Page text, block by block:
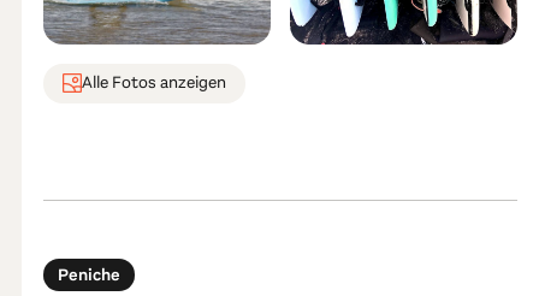
Alle Fotos anzeigen
Peniche